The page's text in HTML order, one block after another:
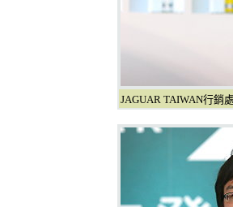
JAGUAR TAIWAN行銷